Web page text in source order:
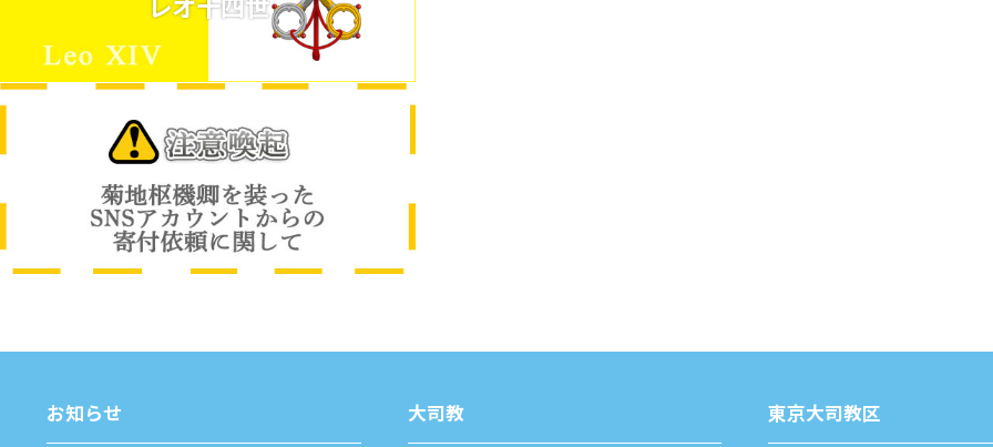
お知らせ ⼤司教 東京⼤司教区